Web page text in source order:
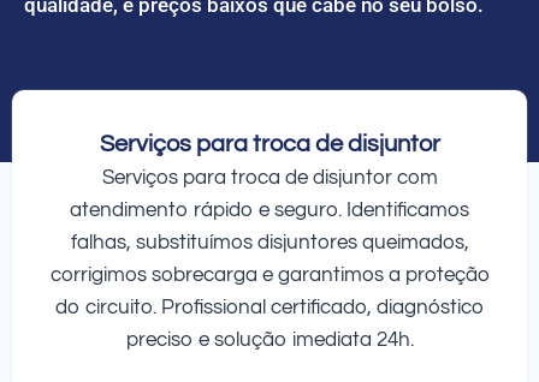
Serviços para troca de disjuntor
Serviços para troca de disjuntor com
atendimento rápido e seguro. Identificamos
falhas, substituímos disjuntores queimados,
corrigimos sobrecarga e garantimos a proteção
do circuito. Profissional certificado, diagnóstico
preciso e solução imediata 24h.